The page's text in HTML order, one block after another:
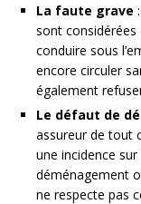
La faute grave
sont considérées
conduire sous
encore circuler
également
Le défaut de
assureur de tout
une incidence
déménagement
ne respecte pas